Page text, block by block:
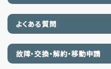
よくある質問
故障・交換・解約・移動申請